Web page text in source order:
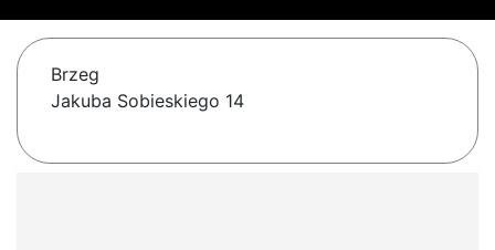
Brzeg
Jakuba Sobieskiego 14